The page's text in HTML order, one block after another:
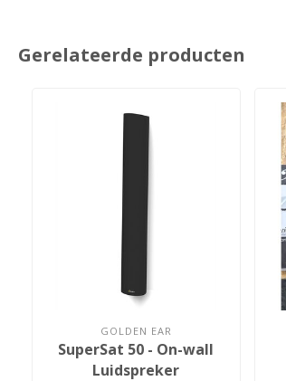
Gerelateerde producten
GOLDEN EAR
SuperSat 50 - On-wall
Luidspreker